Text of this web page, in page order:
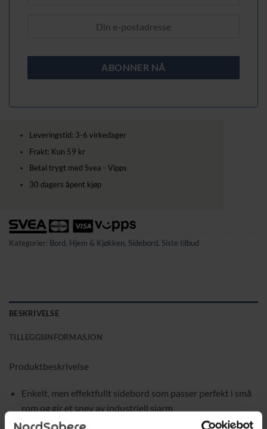
Leveringstid: 3-6 virkedager
Frakt: Kun 59 kr
Betal trygt med Svea - Vipps
30 dagers åpent kjøp
Kategorier: Bord, Hjem & Kjøkken, Sidebord, Siste tilbud
BESKRIVELSE
TILLEGGSINFORMASJON
Produktbeskrivelse
Enkelt, men effektfullt sidebord som passer perfekt i små
rom og gir et snev av industriell sjarm